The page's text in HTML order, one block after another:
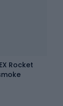
Rocket